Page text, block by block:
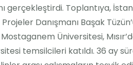
gerçekleştirdi. Toplantıya,
Danışmanı Başak
Üniversitesi,
temsilcileri katıldı. 36 ay